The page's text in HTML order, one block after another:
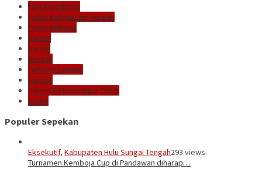
Giat Kepolisian
Polda Kalimantan Tengah
Polda Kalteng
Bartim
Barsel
Buntok
Tamiang Layang
Sampit
Polres Kotawaringin Timur
Kotim
Populer Sepekan
Eksekutif, Kabupaten Hulu Sungai Tengah293 views
Turnamen Kemboja Cup di Pandawan diharap…